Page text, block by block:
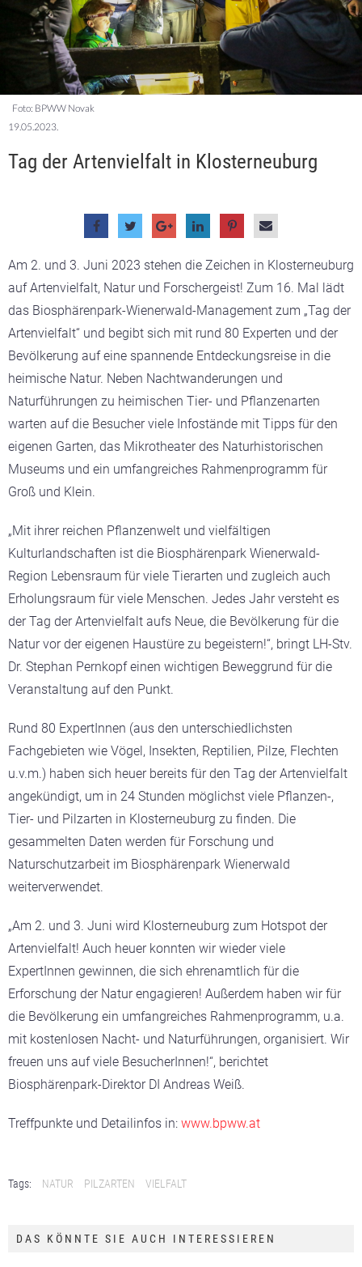
Foto: BPWW Novak
19.05.2023.
Tag der Artenvielfalt in Klosterneuburg
Am 2. und 3. Juni 2023 stehen die Zeichen in Klosterneuburg
auf Artenvielfalt, Natur und Forschergeist! Zum 16. Mal lädt
das Biosphärenpark-Wienerwald-Management zum „Tag der
Artenvielfalt“ und begibt sich mit rund 80 Experten und der
Bevölkerung auf eine spannende Entdeckungsreise in die
heimische Natur. Neben Nachtwanderungen und
Naturführungen zu heimischen Tier- und Pflanzenarten
warten auf die Besucher viele Infostände mit Tipps für den
eigenen Garten, das Mikrotheater des Naturhistorischen
Museums und ein umfangreiches Rahmenprogramm für
Groß und Klein.
„Mit ihrer reichen Pflanzenwelt und vielfältigen
Kulturlandschaften ist die Biosphärenpark Wienerwald-
Region Lebensraum für viele Tierarten und zugleich auch
Erholungsraum für viele Menschen. Jedes Jahr versteht es
der Tag der Artenvielfalt aufs Neue, die Bevölkerung für die
Natur vor der eigenen Haustüre zu begeistern!“, bringt LH-Stv.
Dr. Stephan Pernkopf einen wichtigen Beweggrund für die
Veranstaltung auf den Punkt.
Rund 80 ExpertInnen (aus den unterschiedlichsten
Fachgebieten wie Vögel, Insekten, Reptilien, Pilze, Flechten
u.v.m.) haben sich heuer bereits für den Tag der Artenvielfalt
angekündigt, um in 24 Stunden möglichst viele Pflanzen-,
Tier- und Pilzarten in Klosterneuburg zu finden. Die
gesammelten Daten werden für Forschung und
Naturschutzarbeit im Biosphärenpark Wienerwald
weiterverwendet.
„Am 2. und 3. Juni wird Klosterneuburg zum Hotspot der
Artenvielfalt! Auch heuer konnten wir wieder viele
ExpertInnen gewinnen, die sich ehrenamtlich für die
Erforschung der Natur engagieren! Außerdem haben wir für
die Bevölkerung ein umfangreiches Rahmenprogramm, u.a.
mit kostenlosen Nacht- und Naturführungen, organisiert. Wir
freuen uns auf viele BesucherInnen!“, berichtet
Biosphärenpark-Direktor DI Andreas Weiß.
Treffpunkte und Detailinfos in: www.bpww.at
Tags: NATUR PILZARTEN VIELFALT
DAS KÖNNTE SIE AUCH INTERESSIEREN